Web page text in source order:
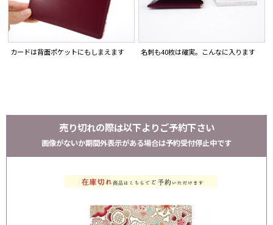
カードは背面ポケットにもしまえます 名刺も40枚は確実。こんなに入ります
売り切れの際は以下よりご予約下さい
画像がないか期間外表示がある場合は予約受付停止中です